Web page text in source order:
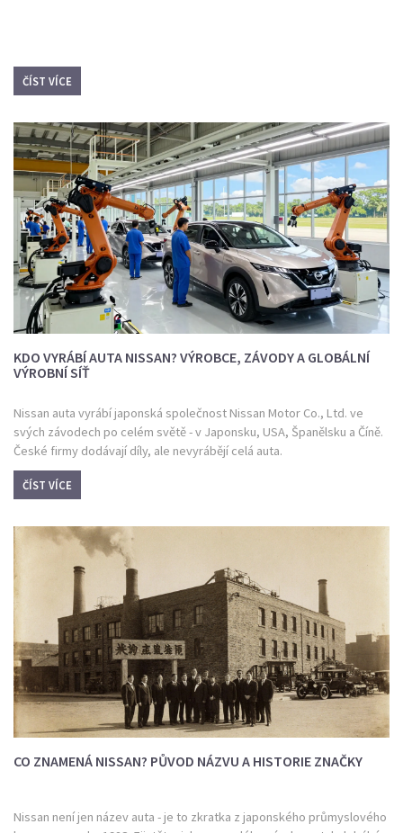
ČÍST VÍCE
KDO VYRÁBÍ AUTA NISSAN? VÝROBCE, ZÁVODY A GLOBÁLNÍ
VÝROBNÍ SÍŤ
Nissan auta vyrábí japonská společnost Nissan Motor Co., Ltd. ve
svých závodech po celém světě - v Japonsku, USA, Španělsku a Číně.
České firmy dodávají díly, ale nevyrábějí celá auta.
ČÍST VÍCE
CO ZNAMENÁ NISSAN? PŮVOD NÁZVU A HISTORIE ZNAČKY
Nissan není jen název auta - je to zkratka z japonského průmyslového